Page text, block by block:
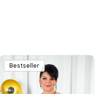
Bestseller